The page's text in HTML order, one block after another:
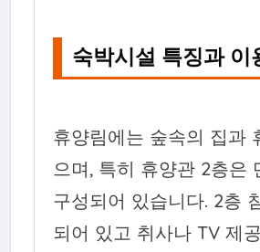
숙박시설 특징과 이
휴양림에는 숲속의 집과
으며, 특히 휴양관 2층은
구성되어 있습니다. 2층
되어 있고 취사나 TV 제